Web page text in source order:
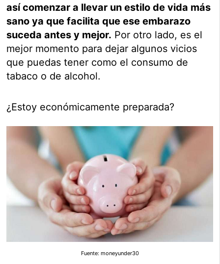
así comenzar a llevar un estilo de vida más
sano ya que facilita que ese embarazo
suceda antes y mejor. Por otro lado, es el
mejor momento para dejar algunos vicios
que puedas tener como el consumo de
tabaco o de alcohol.
¿Estoy económicamente preparada?
Fuente: moneyunder30